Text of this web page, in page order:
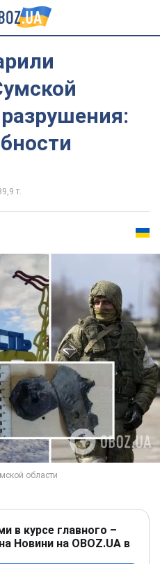
т.
в курсе главного –
Новини на OBOZ.UA в